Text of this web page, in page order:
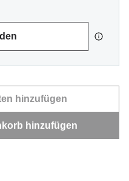
hinzufügen
hinzufügen